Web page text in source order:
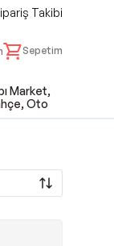
Takibi
Sepetim
Market,
Oto